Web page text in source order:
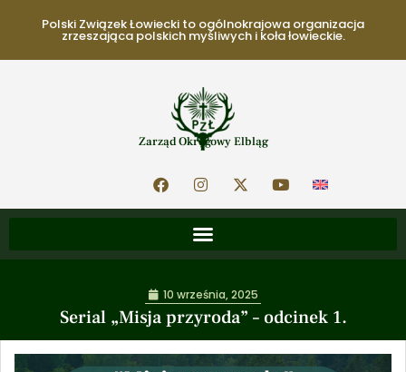
Polski Związek Łowiecki to ogólnokrajowa organizacja
zrzeszająca polskich myśliwych i koła łowieckie.
Zarząd Okręgowy Elbląg
Serial „Misja przyroda” – odcinek 1.
10 września, 2025